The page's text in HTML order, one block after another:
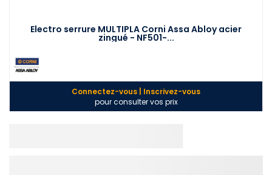
Electro serrure MULTIPLA Corni Assa Abloy acier
zingué - NF501-...
Connectez-vous | Inscrivez-vous
pour consulter vos prix